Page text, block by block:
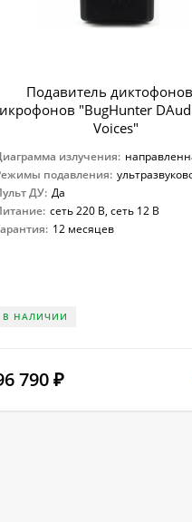
Подавитель
"BugHunter
Voices"
излучения:
подавления:
ДУ: Да
сеть 220 В, сеть 12 В
12 месяцев
В НАЛИЧИИ
790 ₽